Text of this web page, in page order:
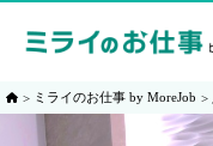
ミライのお仕事 by MoreJob